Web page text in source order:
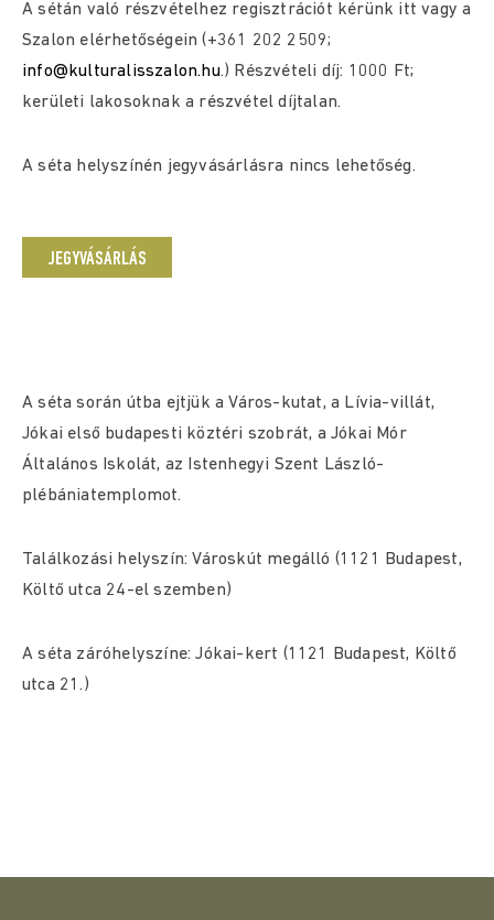
A sétán való részvételhez regisztrációt kérünk itt vagy a
Szalon elérhetőségein (+361 202 2509;
info@kulturalisszalon.hu.) Részvételi díj: 1000 Ft;
kerületi lakosoknak a részvétel díjtalan.
A séta helyszínén jegyvásárlásra nincs lehetőség.
JEGYVÁSÁRLÁS
A séta során útba ejtjük a Város-kutat, a Lívia-villát,
Jókai első budapesti köztéri szobrát, a Jókai Mór
Általános Iskolát, az Istenhegyi Szent László-
plébániatemplomot.
Találkozási helyszín: Városkút megálló (1121 Budapest,
Költő utca 24-el szemben)
A séta záróhelyszíne: Jókai-kert (1121 Budapest, Költő
utca 21.)